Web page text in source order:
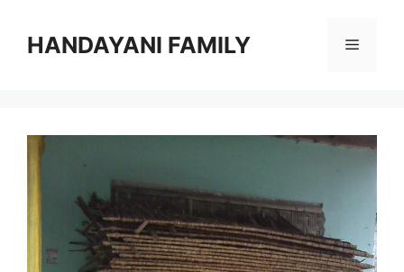
HANDAYANI FAMILY Menu